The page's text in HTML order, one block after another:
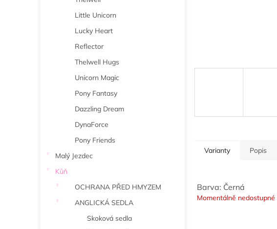
Little Unicorn
Lucky Heart
Reflector
Thelwell Hugs
Unicorn Magic
Pony Fantasy
Dazzling Dream
DynaForce
Pony Friends
Malý Jezdec
Kůň
OCHRANA PŘED HMYZEM
ANGLICKÁ SEDLA
Skoková sedla
Varianty Popis
Barva: Černá
Momentálně nedostupné